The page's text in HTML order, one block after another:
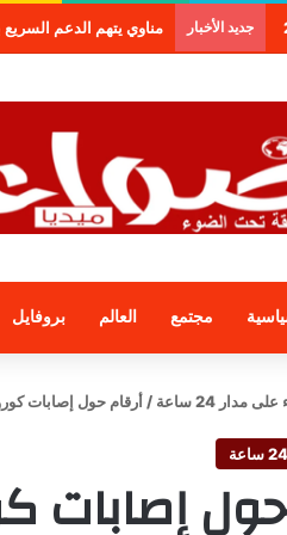
جديد الأخبار مناوي يتهم الدعم السريع
مجتمع العالم بروفايل
مدار 24 ساعة / أرقام حول إصابات كورونا خلال
إصابات كورونا